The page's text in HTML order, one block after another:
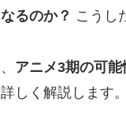
るのか？ こうし
アニメ3期の可能
しく解説します